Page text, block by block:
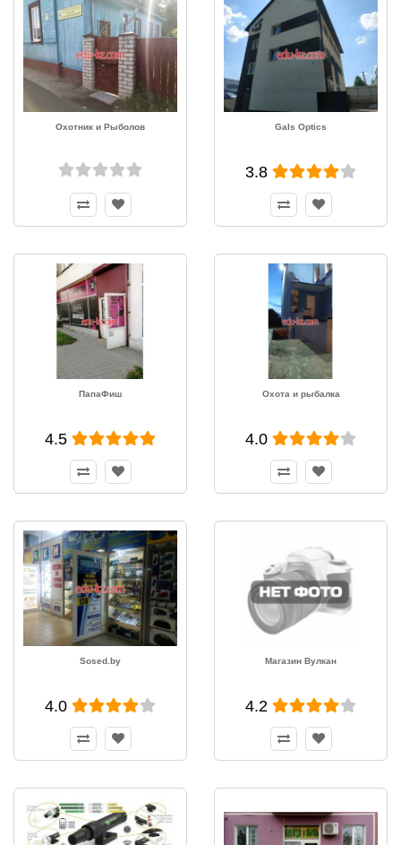
Охотник и Рыболов Gals Optics
3.8
ПапаФиш
4.5
Охота и рыбалка
4.0
Sosed.by
4.0
Магазин Вулкан
4.2